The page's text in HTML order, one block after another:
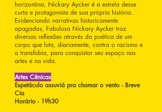
horizontina, Nickary Aycker é a estrela desse
curta e protagonista de sua própria história.
Evidenciando narrativas historicamente
apagadas, Fabulosa Nickary Aycker traz
diversas reflexões através da poética de um
corpo que luta, diariamente, contra o racismo e
a transfobia, para conquistar seu espaço nas
artes e na vida.
Artes Cênicas
Espetáculo assuviá pra chamar o vento - Breve
Cia
Horário - 19h30